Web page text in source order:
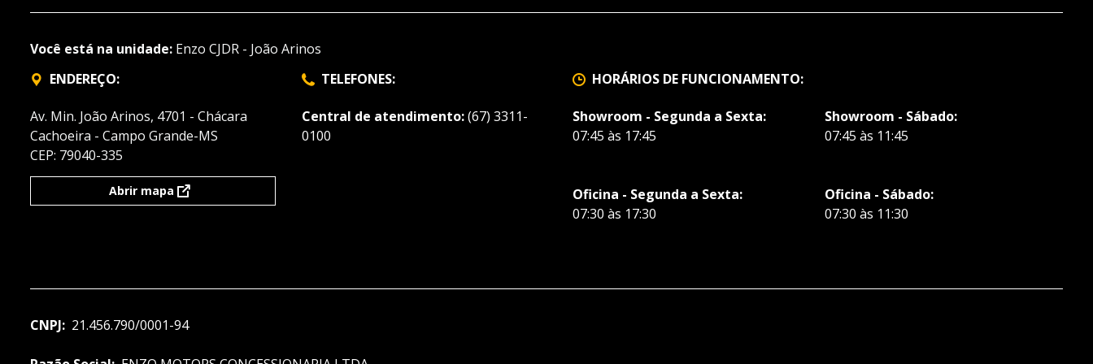
Você está na unidade: Enzo CJDR - João Arinos
ENDEREÇO:
Av. Min. João Arinos, 4701 - Chácara
Cachoeira - Campo Grande-MS
CEP: 79040-335
Abrir mapa
TELEFONES:
Central de atendimento:(67) 3311-
0100
HORÁRIOS DE FUNCIONAMENTO:
Showroom - Segunda a Sexta:
07:45 às 17:45
Showroom - Sábado:
07:45 às 11:45
Oficina - Segunda a Sexta:
07:30 às 17:30
Oficina - Sábado:
07:30 às 11:30
CNPJ: 21.456.790/0001-94